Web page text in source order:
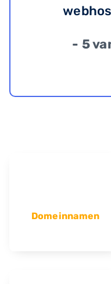
- 5
Domeinnamen